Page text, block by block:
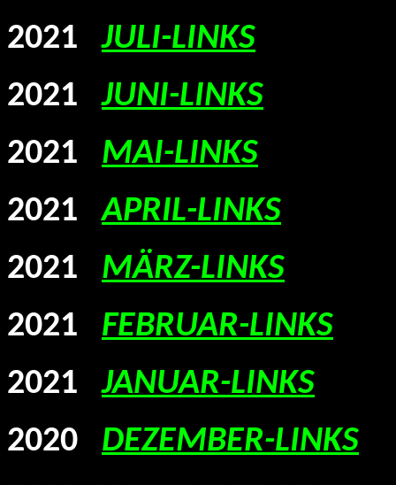
2021JULI-LINKS
2021JUNI-LINKS
2021 MAI-LINKS
2021APRIL-LINKS
2021 MÄRZ-LINKS
2021 FEBRUAR-LINKS
2021JANUAR-LINKS
2020 DEZEMBER-LINKS